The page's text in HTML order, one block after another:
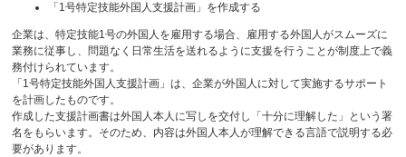
「1号特定技能外国人支援計画」を作成する
企業は、特定技能1号の外国人を雇用する場合、雇用する外国人がスムーズに
業務に従事し、問題なく日常生活を送れるように支援を行うことが制度上で義
務付けられています。
「1号特定技能外国人支援計画」は、企業が外国人に対して実施するサポート
を計画したものです。
作成した支援計画書は外国人本人に写しを交付し「十分に理解した」という署
名をもらいます。そのため、内容は外国人本人が理解できる言語で説明する必
要があります。